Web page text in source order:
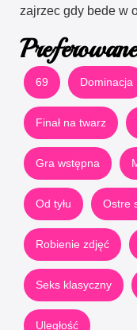
zajrzec gdy bede w
Preferowane
69 Dominacja
Finał na twarz
Gra wstępna
Od tyłu Ostre
Robienie zdjęć
Seks klasyczny
Uległość